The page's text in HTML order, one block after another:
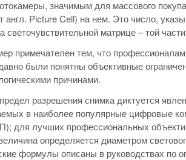
значимым для массового
англ. Picture Cell) на нем. Это число,
светочувствительной матрице – той
примечателен тем, что
были понятны объективные
причинами.
разрешения снимка диктуется
в наиболее популярные цифровые
для лучших профессиональных
определяется диаметром
формулы описаны в руководствах по